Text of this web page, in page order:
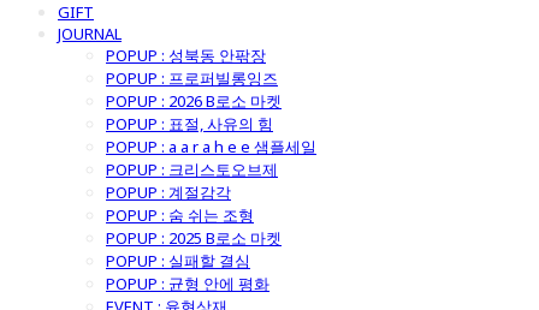
GIFT
JOURNAL
POPUP : 성북동 안팎장
POPUP : 프로퍼빌롱잉즈
POPUP : 2026 B로소 마켓
POPUP : 표절, 사유의 힘
POPUP : a a r a h e e 샘플세일
POPUP : 크리스토오브제
POPUP : 계절감각
POPUP : 숨 쉬는 조형
POPUP : 2025 B로소 마켓
POPUP : 실패할 결심
POPUP : 균형 안에 평화